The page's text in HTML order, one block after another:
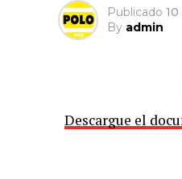
Publicado 10
By admin
Descargue el